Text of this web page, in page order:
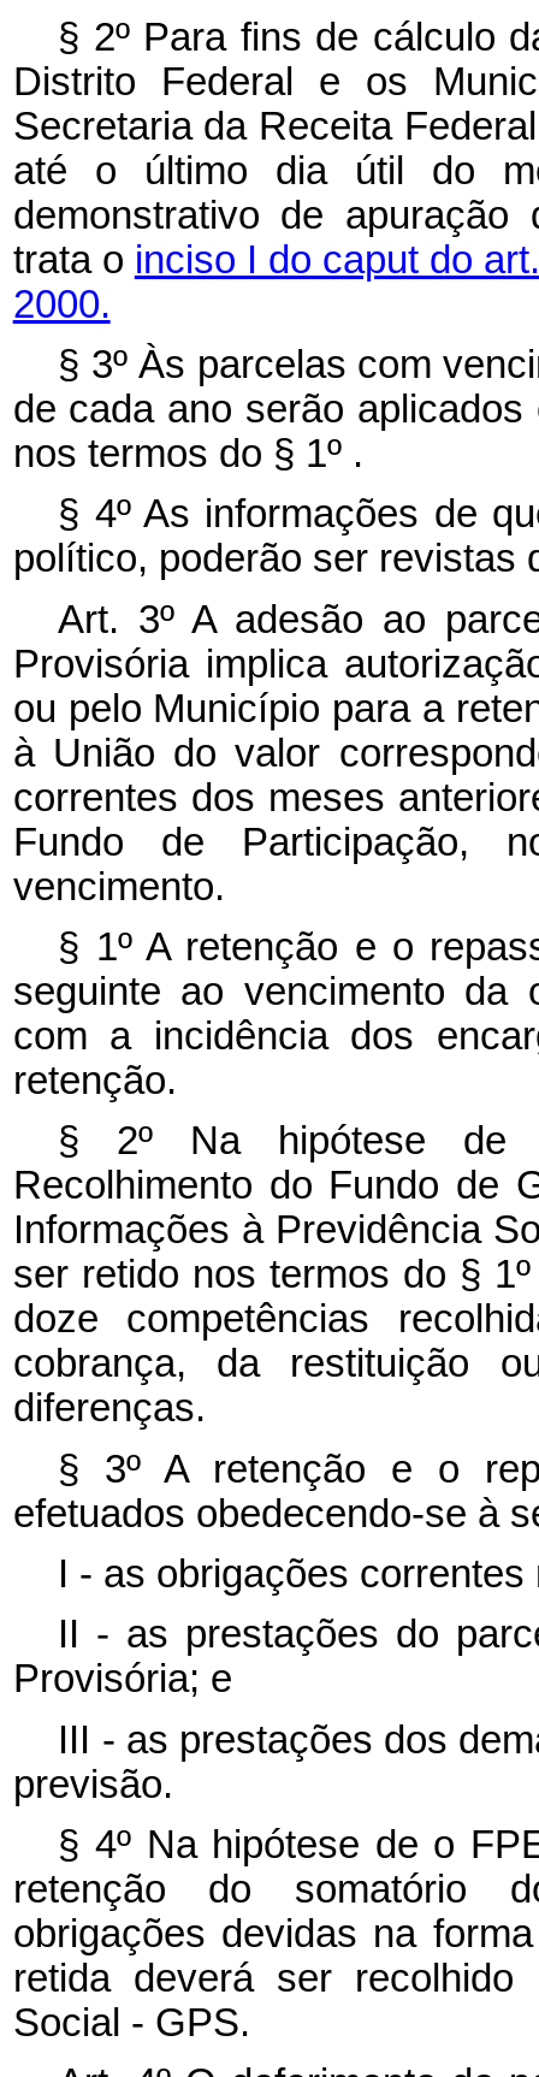
§ 2º Para fins de cálculo
Distrito Federal e os
Secretaria da Receita
até o último dia útil do
demonstrativo de
trata o inciso I do caput do
2000.
§ 3º Às parcelas com
de cada ano serão
nos termos do § 1º .
§ 4º As informações de
político, poderão ser revistas
Art. 3º A adesão ao
Provisória implica
ou pelo Município para a
à União do valor
correntes dos meses
Fundo de Participação,
vencimento.
§ 1º A retenção e o
seguinte ao vencimento da
com a incidência dos
retenção.
§ 2º Na hipótese de
Recolhimento do Fundo de
Informações à Previdência
ser retido nos termos do §
doze competências
cobrança, da restituição
diferenças.
§ 3º A retenção e o
efetuados obedecendo-se à
I - as obrigações
II - as prestações do
Provisória; e
III - as prestações dos
previsão.
§ 4º Na hipótese de o
retenção do somatório
obrigações devidas na
retida deverá ser
Social - GPS.